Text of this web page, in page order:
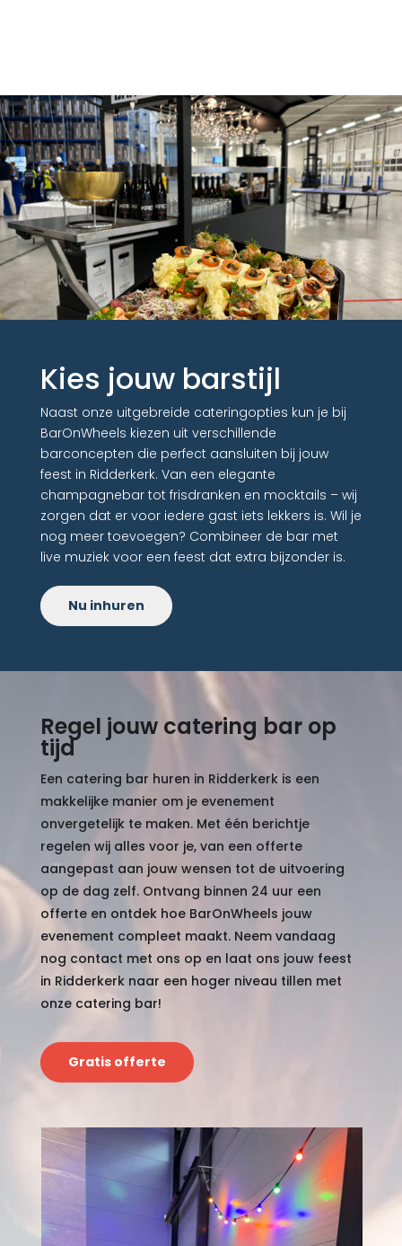
Kies jouw barstijl
Naast onze uitgebreide cateringopties kun je bij
BarOnWheels kiezen uit verschillende
barconcepten die perfect aansluiten bij jouw
feest in Ridderkerk. Van een elegante
champagnebar tot frisdranken en mocktails – wij
zorgen dat er voor iedere gast iets lekkers is. Wil je
nog meer toevoegen? Combineer de bar met
live muziek voor een feest dat extra bijzonder is.
Nu inhuren
Regel jouw catering bar op
tijd
Een catering bar huren in Ridderkerk is een
makkelijke manier om je evenement
onvergetelijk te maken. Met één berichtje
regelen wij alles voor je, van een offerte
aangepast aan jouw wensen tot de uitvoering
op de dag zelf. Ontvang binnen 24 uur een
offerte en ontdek hoe BarOnWheels jouw
evenement compleet maakt. Neem vandaag
nog contact met ons op en laat ons jouw feest
in Ridderkerk naar een hoger niveau tillen met
onze catering bar!
Gratis offerte